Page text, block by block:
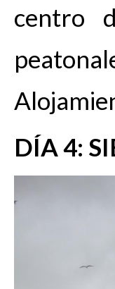
centro
DÍA 4: